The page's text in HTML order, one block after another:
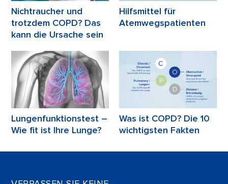
Nichtraucher und
trotzdem COPD? Das
kann die Ursache sein
Hilfsmittel für
Atemwegspatienten
Lungenfunktionstest –
Wie fit ist Ihre Lunge?
Was ist COPD? Die 10
wichtigsten Fakten